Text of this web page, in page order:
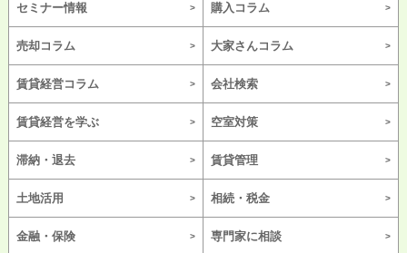
セミナー情報 購入コラム
売却コラム 大家さんコラム
賃貸経営コラム 会社検索
賃貸経営を学ぶ 空室対策
滞納・退去 賃貸管理
土地活用 相続・税金
金融・保険 専門家に相談